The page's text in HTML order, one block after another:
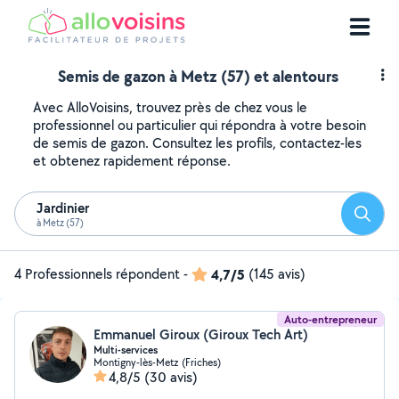
Semis de gazon à Metz (57) et alentours
Avec AlloVoisins, trouvez près de chez vous le
professionnel ou particulier qui répondra à votre besoin
de semis de gazon. Consultez les profils, contactez-les
et obtenez rapidement réponse.
Jardinier
à Metz (57)
4 Professionnels répondent- 4,7/5 (145 avis)
Auto-entrepreneur
Emmanuel Giroux (Giroux Tech Art)
Multi-services
Montigny-lès-Metz (Friches)
4,8/5 (30 avis)